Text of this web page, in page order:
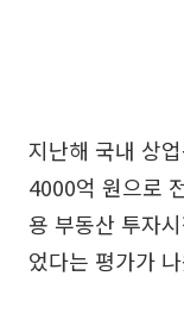
지난해 국내 상
4000억 원으로
용 부동산 투자
었다는 평가가